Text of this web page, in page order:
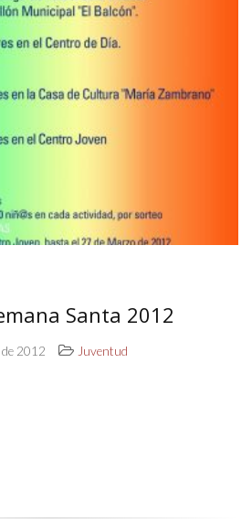
Santa 2012
2012 Juventud